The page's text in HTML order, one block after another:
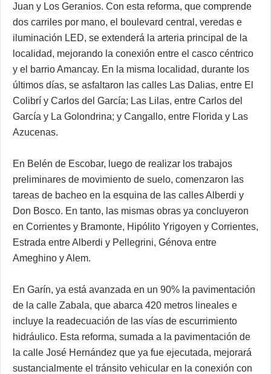
Juan y Los Geranios. Con esta reforma, que comprende
dos carriles por mano, el boulevard central, veredas e
iluminación LED, se extenderá la arteria principal de la
localidad, mejorando la conexión entre el casco céntrico
y el barrio Amancay. En la misma localidad, durante los
últimos días, se asfaltaron las calles Las Dalias, entre El
Colibrí y Carlos del García; Las Lilas, entre Carlos del
García y La Golondrina; y Cangallo, entre Florida y Las
Azucenas.
En Belén de Escobar, luego de realizar los trabajos
preliminares de movimiento de suelo, comenzaron las
tareas de bacheo en la esquina de las calles Alberdi y
Don Bosco. En tanto, las mismas obras ya concluyeron
en Corrientes y Bramonte, Hipólito Yrigoyen y Corrientes,
Estrada entre Alberdi y Pellegrini, Génova entre
Ameghino y Alem.
En Garín, ya está avanzada en un 90% la pavimentación
de la calle Zabala, que abarca 420 metros lineales e
incluye la readecuación de las vías de escurrimiento
hidráulico. Esta reforma, sumada a la pavimentación de
la calle José Hernández que ya fue ejecutada, mejorará
sustancialmente el tránsito vehicular en la conexión con